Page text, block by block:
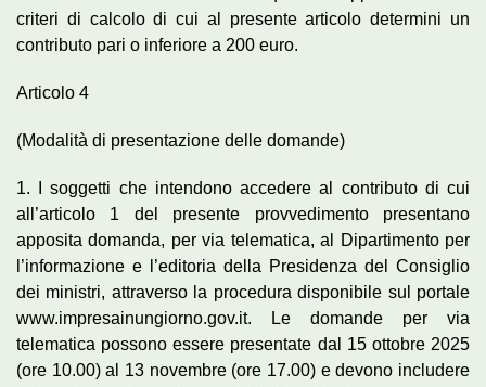
criteri di calcolo di cui al presente articolo determini un
contributo pari o inferiore a 200 euro.
Articolo 4
(Modalità di presentazione delle domande)
1. I soggetti che intendono accedere al contributo di cui
all’articolo 1 del presente provvedimento presentano
apposita domanda, per via telematica, al Dipartimento per
l’informazione e l’editoria della Presidenza del Consiglio
dei ministri, attraverso la procedura disponibile sul portale
www.impresainungiorno.gov.it. Le domande per via
telematica possono essere presentate dal 15 ottobre 2025
(ore 10.00) al 13 novembre (ore 17.00) e devono includere